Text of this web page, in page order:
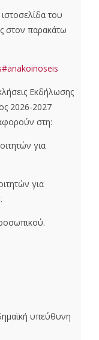
του
στον παρακάτω
Εκδήλωσης
2026-2027
στη:
για
για
υπεύθυνη